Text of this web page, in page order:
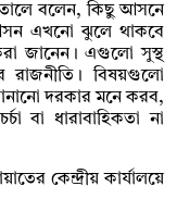
বলেন, কিছু আসনে
এখনো ঝুলে থাকবে
জানেন। এগুলো সুস্থ
রাজনীতি। বিষয়গুলো
দরকার মনে করব,
বা ধারাবাহিকতা না
কেন্দ্রীয় কার্যালয়ে